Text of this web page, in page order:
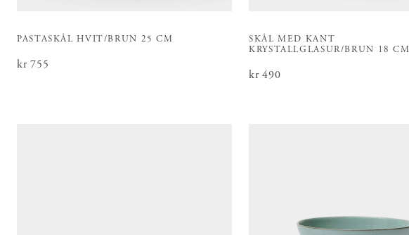
PASTASKÅL HVIT/BRUN 25 CM
Pris:kr 755
kr 755
SKÅL MED KANT
KRYSTALLGLASUR/BRUN 18 CM
Pris:kr 490
kr 490